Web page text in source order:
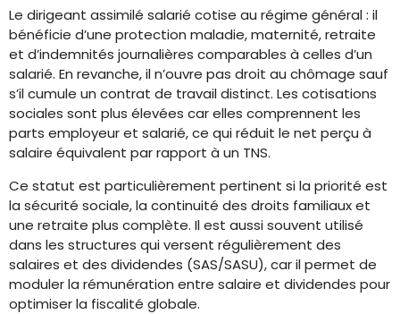
Le dirigeant assimilé salarié cotise au régime général : il
bénéficie d’une protection maladie, maternité, retraite
et d’indemnités journalières comparables à celles d’un
salarié. En revanche, il n’ouvre pas droit au chômage sauf
s’il cumule un contrat de travail distinct. Les cotisations
sociales sont plus élevées car elles comprennent les
parts employeur et salarié, ce qui réduit le net perçu à
salaire équivalent par rapport à un TNS.
Ce statut est particulièrement pertinent si la priorité est
la sécurité sociale, la continuité des droits familiaux et
une retraite plus complète. Il est aussi souvent utilisé
dans les structures qui versent régulièrement des
salaires et des dividendes (SAS/SASU), car il permet de
moduler la rémunération entre salaire et dividendes pour
optimiser la fiscalité globale.